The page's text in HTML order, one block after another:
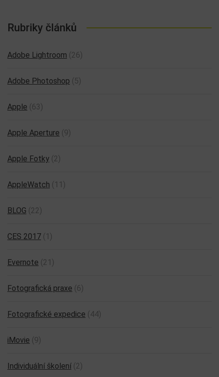
Rubriky článků
Adobe Lightroom (26)
Adobe Photoshop (5)
Apple (63)
Apple Aperture (9)
Apple Fotky (2)
AppleWatch (11)
BLOG (22)
CES 2017 (1)
Evernote (21)
Fotografická praxe (6)
Fotografické expedice (44)
iMovie (9)
Individuální školení (2)